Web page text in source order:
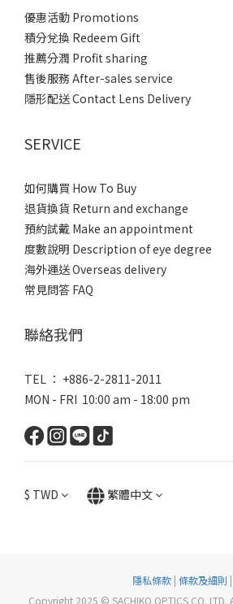
優惠活動 Promotions
積分兌換 Redeem Gift
推薦分潤 Profit sharing
售後服務 After-sales service
隱形配送 Contact Lens Delivery
SERVICE
如何購買 How To Buy
退貨換貨 Return and exchange
預約試戴 Make an appointment
度數說明 Description of eye degree
海外運送 Overseas delivery
常見問答 FAQ
聯絡我們
TEL ： +886-2-2811-2011
MON - FRI 10:00 am - 18:00 pm
$ TWD 繁體中文
隱私條款| 條款及細則 |
Copyright 2025 © SACHIKO OPTICS CO. LTD.